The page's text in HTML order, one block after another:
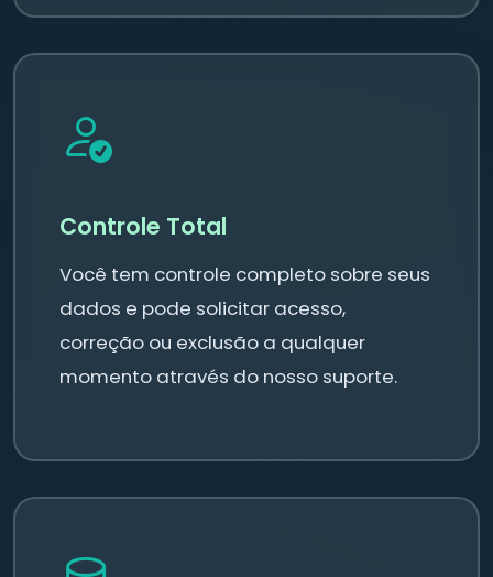
Controle Total
Você tem controle completo sobre seus
dados e pode solicitar acesso,
correção ou exclusão a qualquer
momento através do nosso suporte.